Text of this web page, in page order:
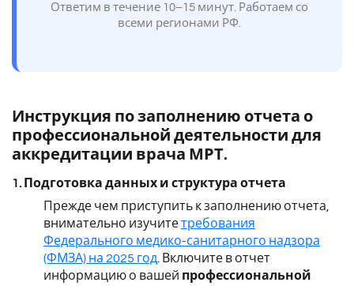
Ответим в течение 10–15 минут. Работаем со
всеми регионами РФ.
Инструкция по заполнению отчета о
профессиональной деятельности для
аккредитации врача МРТ.
1. Подготовка данных и структура отчета
Прежде чем приступить к заполнению отчета,
внимательно изучитетребования
Федерального медико-санитарного надзора
(ФМЗА) на 2025 год . Включите в отчет
информацию о вашей профессиональной